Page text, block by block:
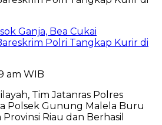
Ganja, Bea Cukai
Polri Tangkap Kurir di
am WIB